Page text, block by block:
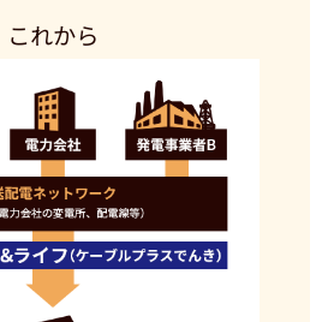
これから